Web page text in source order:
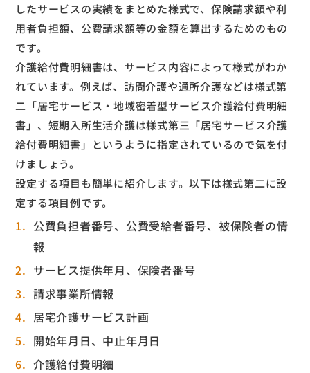
したサービスの実績をまとめた様式で、保険請求額や利
用者負担額、公費請求額等の金額を算出するためのもの
です。
介護給付費明細書は、サービス内容によって様式がわか
れています。例えば、訪問介護や通所介護などは様式第
二「居宅サービス・地域密着型サービス介護給付費明細
書」、短期入所生活介護は様式第三「居宅サービス介護
給付費明細書」というように指定されているので気を付
けましょう。
設定する項目も簡単に紹介します。以下は様式第二に設
定する項目例です。
公費負担者番号、公費受給者番号、被保険者の情
報
サービス提供年月、保険者番号
請求事業所情報
居宅介護サービス計画
開始年月日、中止年月日
介護給付費明細